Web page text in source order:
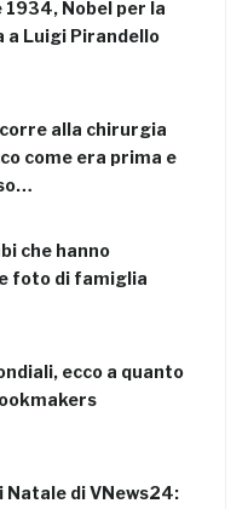
1934, Nobel per la
Luigi Pirandello
alla chirurgia
come era prima e
che hanno
foto di famiglia
ecco a quanto
Natale di VNews24: